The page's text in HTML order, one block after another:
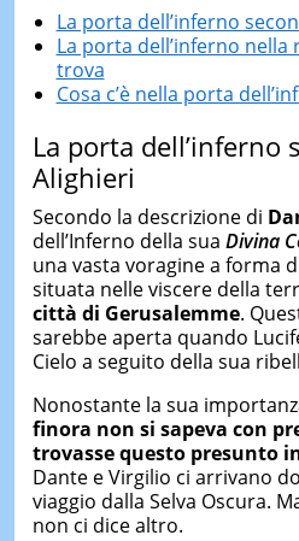
La porta dell’inferno
La porta dell’inferno nella
trova
Cosa c’è nella porta
La porta dell’inferno
Alighieri
Secondo la descrizione di
dell’Inferno della sua Divina
una vasta voragine a forma
situata nelle viscere della
città di Gerusalemme.
sarebbe aperta quando
Cielo a seguito della sua
Nonostante la sua
finora non si sapeva con
trovasse questo presunto
Dante e Virgilio ci arrivano
viaggio dalla Selva Oscura.
non ci dice altro.